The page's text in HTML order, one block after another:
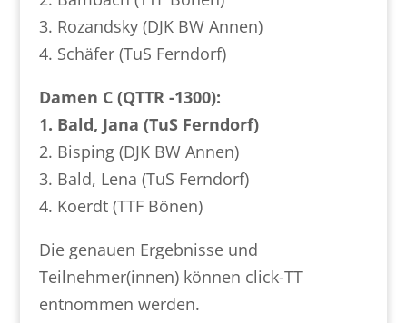
3. Rozandsky (DJK BW Annen)
4. Schäfer (TuS Ferndorf)
Damen C (QTTR -1300):
1. Bald, Jana (TuS Ferndorf)
2. Bisping (DJK BW Annen)
3. Bald, Lena (TuS Ferndorf)
4. Koerdt (TTF Bönen)
Die genauen Ergebnisse und
Teilnehmer(innen) können click-TT
entnommen werden.